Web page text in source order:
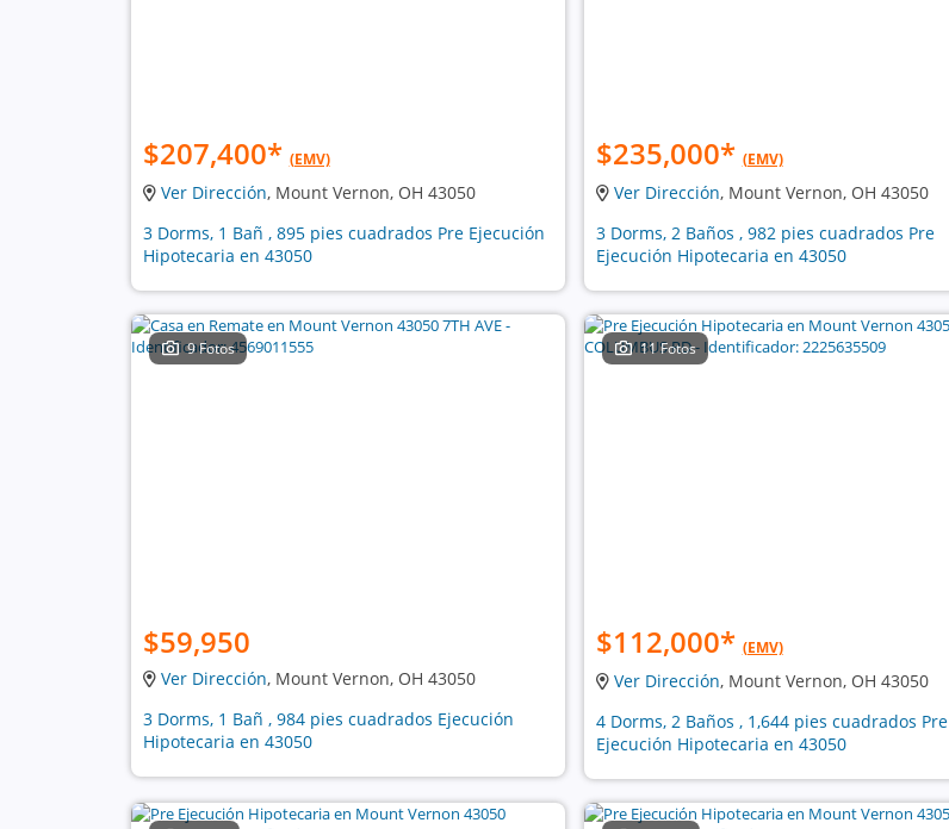
$207,400* (EMV)
Ver Dirección, Mount Vernon, OH 43050
3 Dorms, 1 Bañ , 895 pies cuadrados Pre Ejecución
Hipotecaria en 43050
$235,000* (EMV)
Ver Dirección, Mount Vernon, OH 43050
3 Dorms, 2 Baños , 982 pies cuadrados Pre
Ejecución Hipotecaria en 43050
9 Fotos
$59,950
Ver Dirección, Mount Vernon, OH 43050
3 Dorms, 1 Bañ , 984 pies cuadrados Ejecución
Hipotecaria en 43050
11 Fotos
$112,000* (EMV)
Ver Dirección, Mount Vernon, OH 43050
4 Dorms, 2 Baños , 1,644 pies cuadrados Pre
Ejecución Hipotecaria en 43050